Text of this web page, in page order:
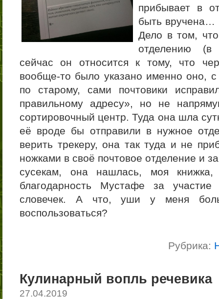
прибывает в
быть вручена…
Дело в том,
отделению (в
сейчас он относится к тому, что
вообще-то было указано именно оно,
по старому, сами почтовики
правильному адресу», но не
сортировочный центр. Туда она шла
её вроде бы отправили в нужное
верить трекеру, она так туда и не
ножками в своё почтовое отделение и
сусекам, она нашлась, моя
благодарность Мустафе за
словечек. А что, уши у меня
воспользоваться?
Рубрика:
Кулинарный вопль речевика
27.04.2019